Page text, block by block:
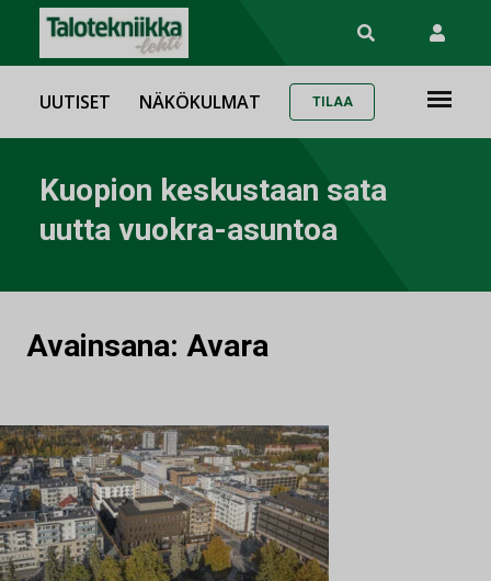
UUTISET NÄKÖKULMAT TILAA
Kuopion keskustaan sata
uutta vuokra-asuntoa
Avainsana: Avara